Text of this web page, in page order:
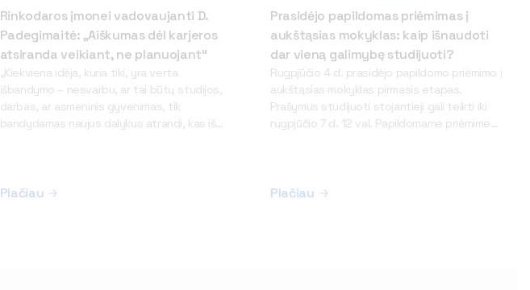
Rinkodaros įmonei vadovaujanti D.
Padegimaitė: „Aiškumas dėl karjeros
atsiranda veikiant, ne planuojant“
„Kiekviena idėja, kuria tiki, yra verta
išbandymo – nesvarbu, ar tai būtų studijos,
darbas, ar asmeninis gyvenimas, tik
bandydamas naujus dalykus atrandi, kas iš
Dovilė Padegimaitė. Mergina tai įrodo savo
Plačiau
Prasidėjo papildomas priėmimas į
aukštąsias mokyklas: kaip išnaudoti
dar vieną galimybę studijuoti?
Rugpjūčio 4 d. prasidėjo papildomo priėmimo į
aukštąsias mokyklas pirmasis etapas.
Prašymus studijuoti stojantieji gali teikti iki
rugpjūčio 7 d. 12 val. Papildomame priėmime
šiame etape į valstybės finansuojamą (VF)
Plačiau